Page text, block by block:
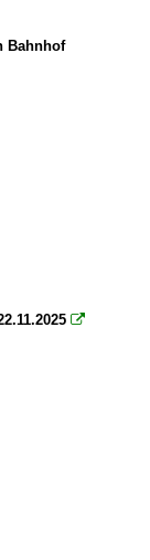
Bahnhof
